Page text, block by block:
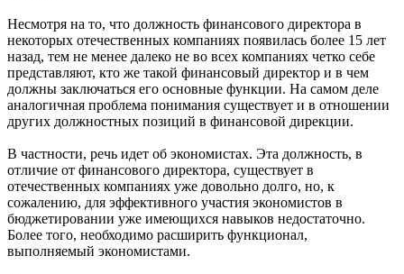
Несмотря на то, что должность финансового директора в
некоторых отечественных компаниях появилась более 15 лет
назад, тем не менее далеко не во всех компаниях четко себе
представляют, кто же такой финансовый директор и в чем
должны заключаться его основные функции. На самом деле
аналогичная проблема понимания существует и в отношении
других должностных позиций в финансовой дирекции.
В частности, речь идет об экономистах. Эта должность, в
отличие от финансового директора, существует в
отечественных компаниях уже довольно долго, но, к
сожалению, для эффективного участия экономистов в
бюджетировании уже имеющихся навыков недостаточно.
Более того, необходимо расширить функционал,
выполняемый экономистами.